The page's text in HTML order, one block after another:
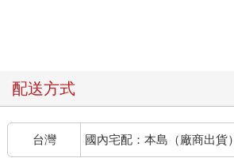
配送方式
台灣 國內宅配：本島（廠商出貨）